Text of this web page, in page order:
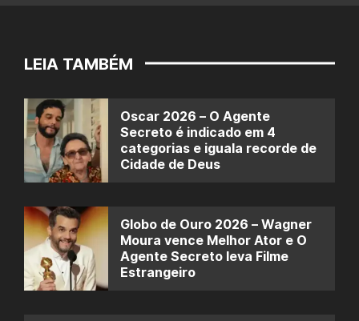
LEIA TAMBÉM
Oscar 2026 – O Agente
Secreto é indicado em 4
categorias e iguala recorde de
Cidade de Deus
Globo de Ouro 2026 – Wagner
Moura vence Melhor Ator e O
Agente Secreto leva Filme
Estrangeiro